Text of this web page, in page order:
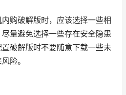
购破解版时，应该选择一些相
量避免选择一些存在安全隐患
破解版时不要随意下载一些未
险。